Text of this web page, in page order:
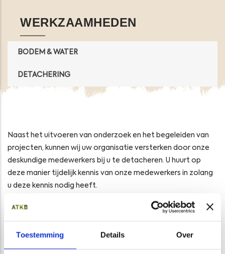
Toestemming Details Over
WERKZAAMHEDEN
BODEM & WATER
DETACHERING
Naast het uitvoeren van onderzoek en het begeleiden van
projecten, kunnen wij uw organisatie versterken door onze
deskundige medewerkers bij u te detacheren. U huurt op
deze manier tijdelijk kennis van onze medewerkers in zolang
u deze kennis nodig heeft.
het gebied van natuur en leefomgeving. Detachering kan op
locatie en op afstand vanuit één van de vijf vestigingen van
ATKB plaatsvinden.
Neem contact vrijblijvend contact met ons op om de